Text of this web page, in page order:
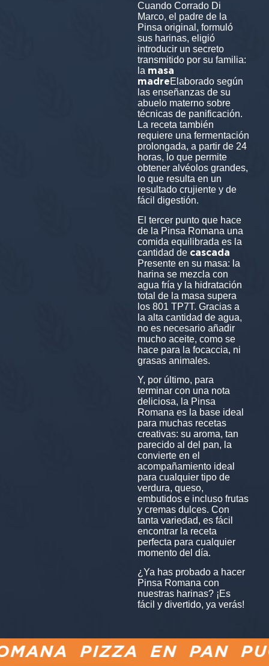
Cuando Corrado Di
Marco, el padre de la
Pinsa original, formuló
sus harinas, eligió
introducir un secreto
transmitido por su familia:
la masa
madreElaborado según
las enseñanzas de su
abuelo materno sobre
técnicas de panificación.
La receta también
requiere una fermentación
prolongada, a partir de 24
horas, lo que permite
obtener alvéolos grandes,
lo que resulta en un
resultado crujiente y de
fácil digestión.
El tercer punto que hace
de la Pinsa Romana una
comida equilibrada es la
cantidad de cascada
Presente en su masa: la
harina se mezcla con
agua fría y la hidratación
total de la masa supera
los 801 TP7T. Gracias a
la alta cantidad de agua,
no es necesario añadir
mucho aceite, como se
hace para la focaccia, ni
grasas animales.
Y, por último, para
terminar con una nota
deliciosa, la Pinsa
Romana es la base ideal
para muchas recetas
creativas: su aroma, tan
parecido al del pan, la
convierte en el
acompañamiento ideal
para cualquier tipo de
verdura, queso,
embutidos e incluso frutas
y cremas dulces. Con
tanta variedad, es fácil
encontrar la receta
perfecta para cualquier
momento del día.
¿Ya has probado a hacer
Pinsa Romana con
nuestras harinas? ¡Es
fácil y divertido, ya verás!
PIZZA EN PAN